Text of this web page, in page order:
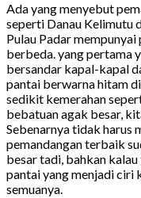
Ada yang menyebut
seperti Danau Kelimutu
Pulau Padar
berbeda. yang pertama
bersandar kapal-kapal
pantai berwarna hitam
sedikit kemerahan
bebatuan agak besar,
Sebenarnya tidak harus
pemandangan terbaik
besar tadi, bahkan
pantai yang menjadi ciri
semuanya.